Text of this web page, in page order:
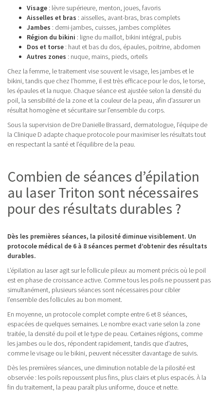
Visage : lèvre supérieure, menton, joues, favoris
Aisselles et bras : aisselles, avant-bras, bras complets
Jambes : demi-jambes, cuisses, jambes complètes
Région du bikini : ligne du maillot, bikini intégral, pubis
Dos et torse : haut et bas du dos, épaules, poitrine, abdomen
Autres zones : nuque, mains, pieds, orteils
Chez la femme, le traitement vise souvent le visage, les jambes et le
bikini, tandis que chez l’homme, il est très efficace pour le dos, le torse,
les épaules et la nuque. Chaque séance est ajustée selon la densité du
poil, la sensibilité de la zone et la couleur de la peau, afin d’assurer un
résultat homogène et sécuritaire sur l’ensemble du corps.
Sous la supervision de Dre Danielle Brassard, dermatologue, l’équipe de
la Clinique D adapte chaque protocole pour maximiser les résultats tout
en respectant la santé et l’équilibre de la peau.
Combien de séances d’épilation
au laser Triton sont nécessaires
pour des résultats durables ?
Dès les premières séances, la pilosité diminue visiblement. Un
protocole médical de 6 à 8 séances permet d’obtenir des résultats
durables.
L’épilation au laser agit sur le follicule pileux au moment précis où le poil
est en phase de croissance active. Comme tous les poils ne poussent pas
simultanément, plusieurs séances sont nécessaires pour cibler
l’ensemble des follicules au bon moment.
En moyenne, un protocole complet compte entre 6 et 8 séances,
espacées de quelques semaines. Le nombre exact varie selon la zone
traitée, la densité du poil et le type de peau. Certaines régions, comme
les jambes ou le dos, répondent rapidement, tandis que d’autres,
comme le visage ou le bikini, peuvent nécessiter davantage de suivis.
Dès les premières séances, une diminution notable de la pilosité est
observée : les poils repoussent plus fins, plus clairs et plus espacés. À la
fin du traitement, la peau paraît plus uniforme, douce et nette.